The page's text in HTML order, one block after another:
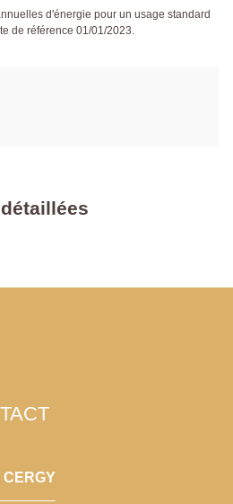
d'énergie pour un usage standard
de référence 01/01/2023.